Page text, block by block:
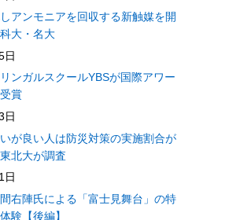
アンモニアを回収する新触媒を開
大・名大
日
ンガルスクールYBSが国際アワー
賞
日
が良い人は防災対策の実施割合が
北大が調査
日
右陣氏による「富士見舞台」の特
験【後編】